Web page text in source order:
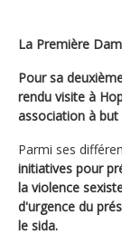
La Première
Pour sa
rendu visite à
association à
Parmi ses
initiatives pour
la violence
d'urgence du
le sida.